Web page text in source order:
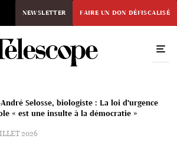
NEWSLETTER FAIRE UN DON DÉFISCALISÉ
Selosse, biologiste : La loi d’urgence
« est une insulte à la démocratie »
2026